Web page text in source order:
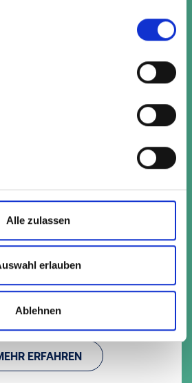
Alle zulassen
erlauben
Ablehnen
auch interessieren:
DT
2 Artikel
Topf-Trays
ERFAHREN